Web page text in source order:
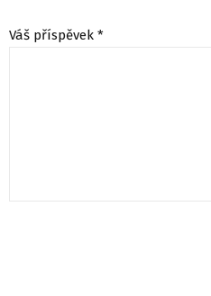
Váš příspěvek *